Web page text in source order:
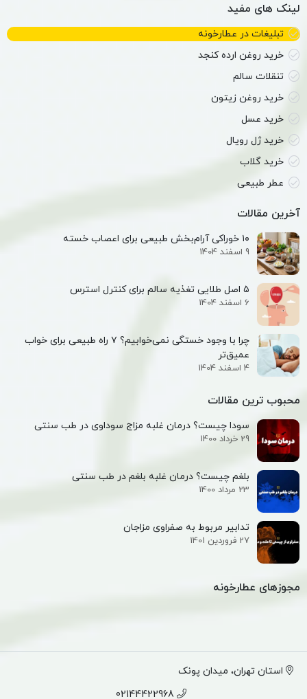
لینک های مفید
تبلیغات در عطارخونه
خرید روغن ارده کنجد
تنقلات سالم
خرید روغن زیتون
خرید عسل
خرید ژل رویال
خرید گلاب
عطر طبیعی
آخرین مقالات
۱۰ خوراکی آرام‌بخش طبیعی برای اعصاب خسته
9 اسفند 1404
۵ اصل طلایی تغذیه سالم برای کنترل استرس
6 اسفند 1404
چرا با وجود خستگی نمی‌خوابیم؟ ۷ راه طبیعی برای خواب
عمیق‌تر
4 اسفند 1404
محبوب ترین مقالات
سودا چیست؟ درمان غلبه مزاج سوداوی در طب سنتی
29 خرداد 1400
بلغم چیست؟ درمان غلبه بلغم در طب سنتی
23 مرداد 1400
تدابیر مربوط به صفراوی مزاجان
27 فروردین 1401
مجوزهای عطارخونه
استان تهران، میدان پونک
02144422968